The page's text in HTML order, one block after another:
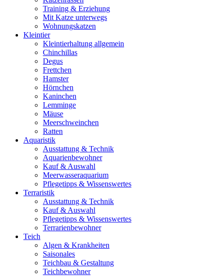
Training & Erziehung
Mit Katze unterwegs
Wohnungskatzen
Kleintier
Kleintierhaltung allgemein
Chinchillas
Degus
Frettchen
Hamster
Hörnchen
Kaninchen
Lemminge
Mäuse
Meerschweinchen
Ratten
Aquaristik
Ausstattung & Technik
Aquarienbewohner
Kauf & Auswahl
Meerwasseraquarium
Pflegetipps & Wissenswertes
Terraristik
Ausstattung & Technik
Kauf & Auswahl
Pflegetipps & Wissenswertes
Terrarienbewohner
Teich
Algen & Krankheiten
Saisonales
Teichbau & Gestaltung
Teichbewohner